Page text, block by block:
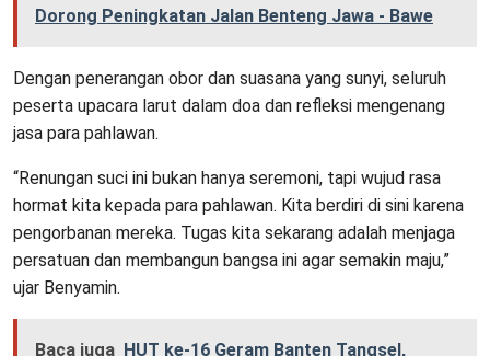
Dorong Peningkatan Jalan Benteng Jawa - Bawe
Dengan penerangan obor dan suasana yang sunyi, seluruh
peserta upacara larut dalam doa dan refleksi mengenang
jasa para pahlawan.
“Renungan suci ini bukan hanya seremoni, tapi wujud rasa
hormat kita kepada para pahlawan. Kita berdiri di sini karena
pengorbanan mereka. Tugas kita sekarang adalah menjaga
persatuan dan membangun bangsa ini agar semakin maju,”
ujar Benyamin.
Baca juga HUT ke-16 Geram Banten Tangsel,